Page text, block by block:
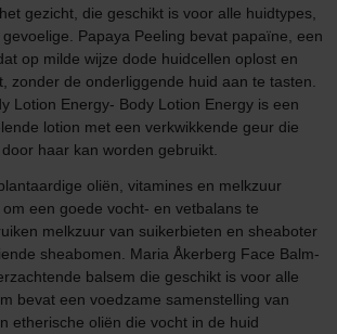
gezicht, die geschikt is voor alle huidtypes,
Papaya Peeling bevat papaïne, een
op milde wijze dode huidcellen oplost en
zonder de onderliggende huid aan te tasten.
Lotion Energy- Body Lotion Energy is een
lotion met een verkwikkende geur die
haar kan worden gebruikt.
oliën, vitamines en melkzuur
een goede vocht- en vetbalans te
melkzuur van suikerbieten en sheaboter
sheabomen. Maria Åkerberg Face Balm-
balsem die geschikt is voor alle
bevat een voedzame samenstelling van
etherische oliën die vocht in de huid